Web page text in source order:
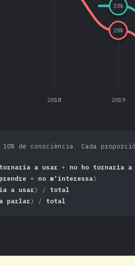
2018 2019
28%
33%
de consciència. Cada
a usar + no ho tornaria a
+ no m'interessa)
a usar) / total
parlar) / total